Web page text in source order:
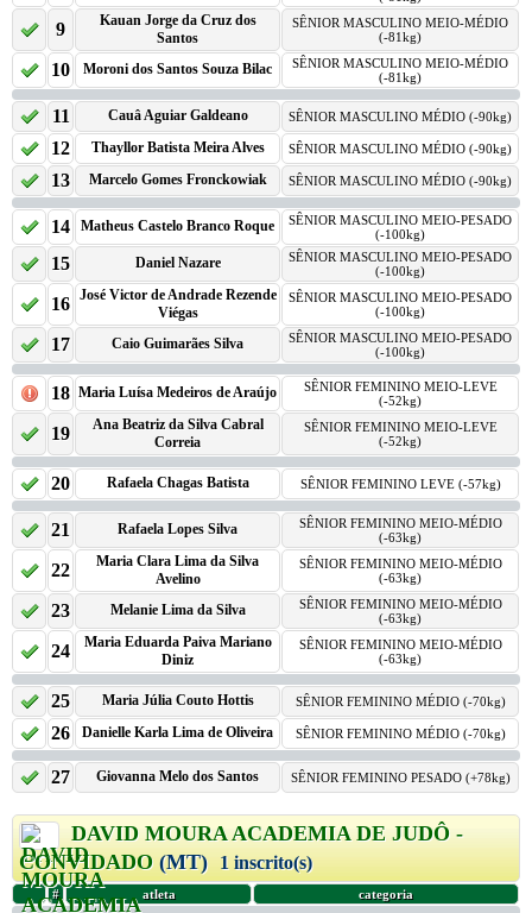
9
Kauan Jorge da Cruz dos
Santos
SÊNIOR MASCULINO MEIO-MÉDIO
(-81kg)
10 Moroni dos Santos Souza Bilac
SÊNIOR MASCULINO MEIO-MÉDIO
(-81kg)
11 Cauâ Aguiar Galdeano SÊNIOR MASCULINO MÉDIO (-90kg)
12 Thayllor Batista Meira Alves SÊNIOR MASCULINO MÉDIO (-90kg)
13 Marcelo Gomes Fronckowiak SÊNIOR MASCULINO MÉDIO (-90kg)
14 Matheus Castelo Branco Roque
SÊNIOR MASCULINO MEIO-PESADO
(-100kg)
15 Daniel Nazare
SÊNIOR MASCULINO MEIO-PESADO
(-100kg)
16 José Victor de Andrade Rezende
Viégas
SÊNIOR MASCULINO MEIO-PESADO
(-100kg)
17 Caio Guimarães Silva
SÊNIOR MASCULINO MEIO-PESADO
(-100kg)
18 Maria Luísa Medeiros de Araújo
SÊNIOR FEMININO MEIO-LEVE
(-52kg)
19
Ana Beatriz da Silva Cabral
Correia
SÊNIOR FEMININO MEIO-LEVE
(-52kg)
20 Rafaela Chagas Batista SÊNIOR FEMININO LEVE (-57kg)
21 Rafaela Lopes Silva
SÊNIOR FEMININO MEIO-MÉDIO
(-63kg)
22
Maria Clara Lima da Silva
Avelino
SÊNIOR FEMININO MEIO-MÉDIO
(-63kg)
23 Melanie Lima da Silva
SÊNIOR FEMININO MEIO-MÉDIO
(-63kg)
24
Maria Eduarda Paiva Mariano
Diniz
SÊNIOR FEMININO MEIO-MÉDIO
(-63kg)
25 Maria Júlia Couto Hottis SÊNIOR FEMININO MÉDIO (-70kg)
26 Danielle Karla Lima de Oliveira SÊNIOR FEMININO MÉDIO (-70kg)
27 Giovanna Melo dos Santos SÊNIOR FEMININO PESADO (+78kg)
DAVID MOURA ACADEMIA DE JUDÔ -
CONVIDADO (MT) 1 inscrito(s)
# atleta categoria